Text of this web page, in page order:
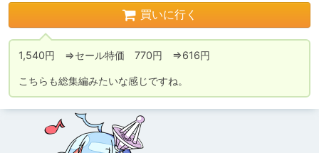
買いに行く
1,540円　⇒セール特価　770円　⇒616円
こちらも総集編みたいな感じですね。